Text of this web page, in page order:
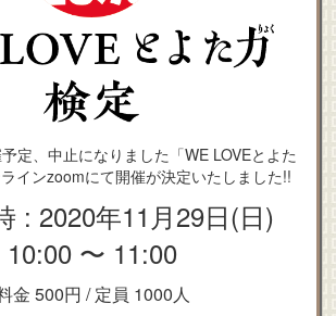
定、中止になりました「WE LOVEとよた
インzoomにて開催が決定いたしました!!
: 2020年11月29日(日)
10:00 〜 11:00
金 500円 /定員 1000人